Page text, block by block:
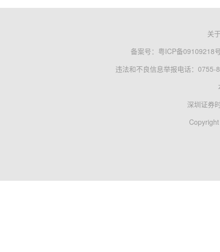
关
备案号： 粤ICP备09109218
违法和不良信息举报电话：0755-
深圳证券